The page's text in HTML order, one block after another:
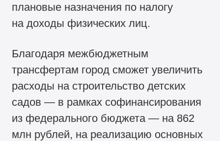
плановые назначения по налогу
на доходы физических лиц.
Благодаря межбюджетным
трансфертам город сможет увеличить
расходы на строительство детских
садов — в рамках софинансирования
из федерального бюджета — на 862
млн рублей, на реализацию основных